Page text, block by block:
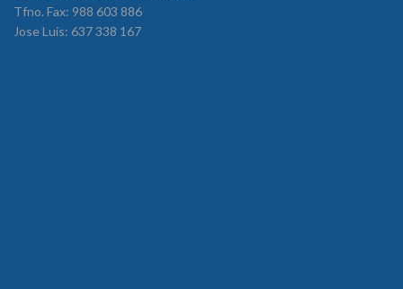
Tfno. Fax: 988 603 886
Jose Luis: 637 338 167